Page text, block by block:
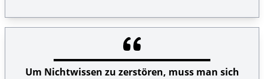
Um Nichtwissen zu zerstören, muss man sich